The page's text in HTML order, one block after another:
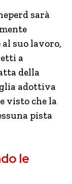
sarà
suo lavoro,
a
della
adottiva
visto che la
pista
le